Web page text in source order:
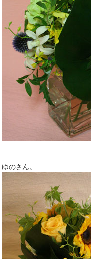
ゆのさん。